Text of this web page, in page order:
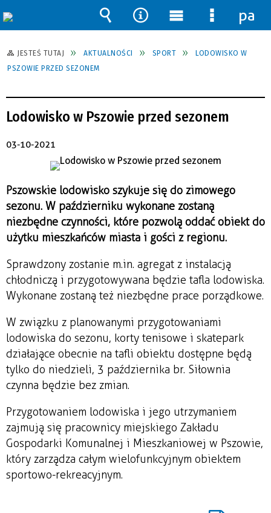
JESTEŚ TUTAJ AKTUALNOŚCI SPORT
LODOWISKO W
PSZOWIE PRZED SEZONEM
Lodowisko w Pszowie przed sezonem
03-10-2021
Pszowskie lodowisko szykuje się do zimowego
sezonu. W październiku wykonane zostaną
niezbędne czynności, które pozwolą oddać obiekt do
użytku mieszkańców miasta i gości z regionu.
Sprawdzony zostanie m.in. agregat z instalacją
chłodniczą i przygotowywana będzie tafla lodowiska.
Wykonane zostaną też niezbędne prace porządkowe.
W związku z planowanymi przygotowaniami
lodowiska do sezonu, korty tenisowe i skatepark
działające obecnie na tafli obiektu dostępne będą
tylko do niedzieli, 3 października br. Siłownia
czynna będzie bez zmian.
Przygotowaniem lodowiska i jego utrzymaniem
zajmują się pracownicy miejskiego Zakładu
Gospodarki Komunalnej i Mieszkaniowej w Pszowie,
który zarządza całym wielofunkcyjnym obiektem
sportowo-rekreacyjnym.
Wyszukiwarka
Narzędzia
Menu
główne
Menu